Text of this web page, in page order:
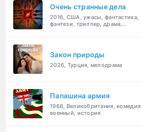
Очень странные дела
2016, США, ужасы, фантастика,
фэнтези, триллер, драма,
Закон природы
2026, Турция, мелодрама
Папашина армия
1968, Великобритания, комедия,
военный, история